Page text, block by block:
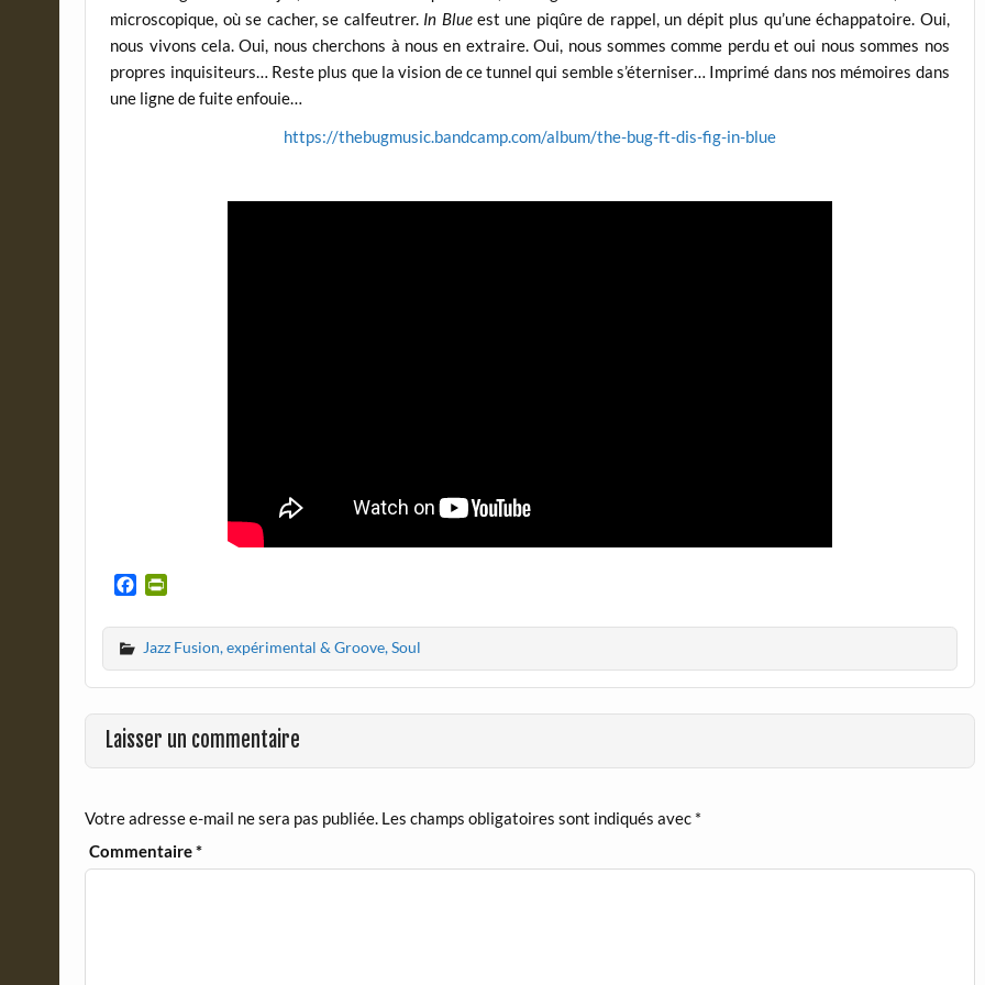
microscopique, où se cacher, se calfeutrer. In Blueest une piqûre de rappel, un dépit plus qu’une échappatoire. Oui,
nous vivons cela. Oui, nous cherchons à nous en extraire. Oui, nous sommes comme perdu et oui nous sommes nos
propres inquisiteurs… Reste plus que la vision de ce tunnel qui semble s’éterniser… Imprimé dans nos mémoires dans
une ligne de fuite enfouie…
https://thebugmusic.bandcamp.com/album/the-bug-ft-dis-fig-in-blue
c
e
b
o
o
k
i
n
t
F
r
i
l
y
Jazz Fusion, expérimental & Groove, Soul
Laisser un commentaire
Votre adresse e-mail ne sera pas publiée. Les champs obligatoires sont indiqués avec *
Commentaire*